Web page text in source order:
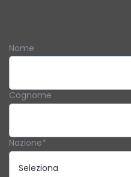
Nome
Cognome
Nazione*